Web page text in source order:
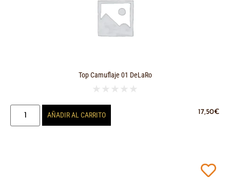
Top Camuflaje 01 DeLaRo
★ ★ ★ ★ ★
17,50€
AÑADIR AL CARRITO